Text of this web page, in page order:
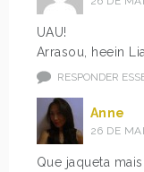
UAU!
Arrasou, heein
RESPONDER
Anne
26 DE
Que jaqueta